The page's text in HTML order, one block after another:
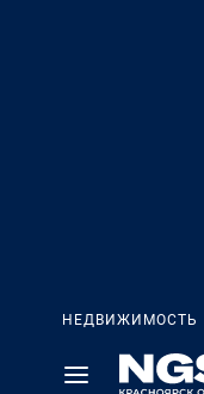
НЕДВИЖИМОСТЬ